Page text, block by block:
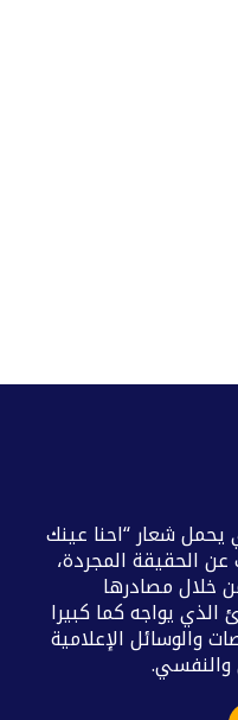
شعار “احنا عينك
الحقيقة المجردة،
خلال مصادرها
يواجه كما كبيرا
والوسائل الإعلامية
والنفسي.